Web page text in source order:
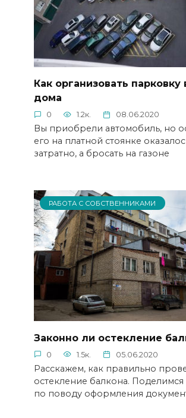
Как организовать парковку
дома
0 1.2к. 08.06.2020
Вы приобрели автомобиль, но
его на платной стоянке
затратно, а бросать на газоне
РАБОТА С СОБСТВЕННИКАМИ
Законно ли остекление
0 1.5к. 05.06.2020
Расскажем, как правильно
остекление балкона. Поделимся
по поводу оформления